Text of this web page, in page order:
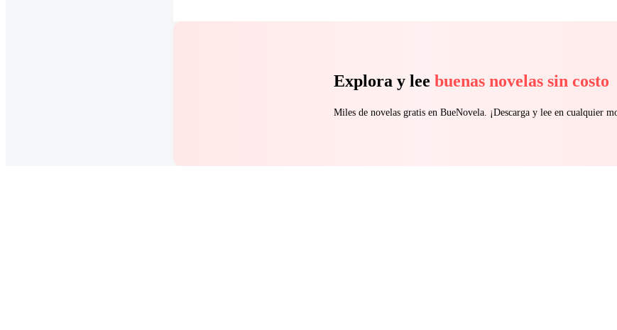
Explora y lee buenas novelas sin costo
Miles de novelas gratis en BueNovela. ¡Descarga y lee en cualquier